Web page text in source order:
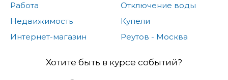
Работа
Недвижимость
Интернет-магазин
Отключение воды
Купели
Реутов - Москва
Хотите быть в курсе событий?